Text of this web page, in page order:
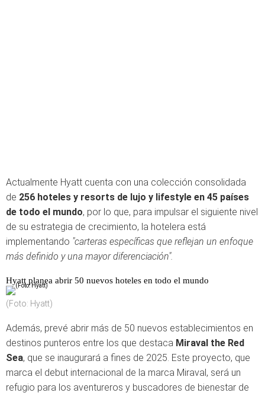
Actualmente Hyatt cuenta con una colección consolidada
de 256 hoteles y resorts de lujo y lifestyle en 45 países
de todo el mundo, por lo que, para impulsar el siguiente nivel
de su estrategia de crecimiento, la hotelera está
implementando "carteras específicas que reflejan un enfoque
más definido y una mayor diferenciación".
Hyatt planea abrir 50 nuevos hoteles en todo el mundo
(Foto: Hyatt)
Además, prevé abrir más de 50 nuevos establecimientos en
destinos punteros entre los que destaca Miraval the Red
Sea, que se inaugurará a fines de 2025. Este proyecto, que
marca el debut internacional de la marca Miraval, será un
refugio para los aventureros y buscadores de bienestar de